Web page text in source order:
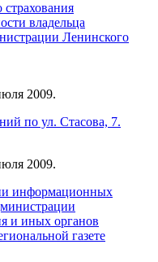
страхования
владельца
Ленинского
2009.
по ул. Стасова, 7.
2009.
информационных
и иных органов
газете